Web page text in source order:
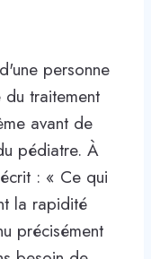
personne
du traitement
avant de
pédiatre. À
: « Ce qui
la rapidité
précisément